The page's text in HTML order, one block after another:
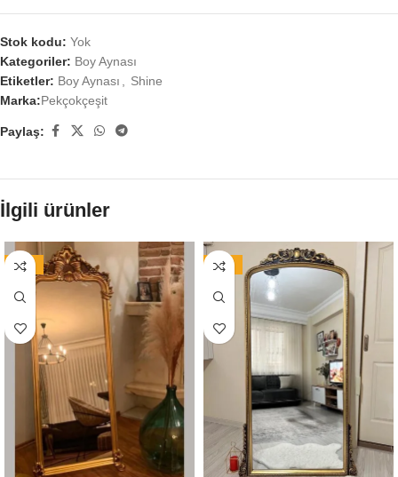
Stok kodu: Yok
Kategoriler: Boy Aynası
Etiketler: Boy Aynası , Shine
Marka:Pekçokçeşit
Paylaş:
İlgili ürünler
-16% -14%